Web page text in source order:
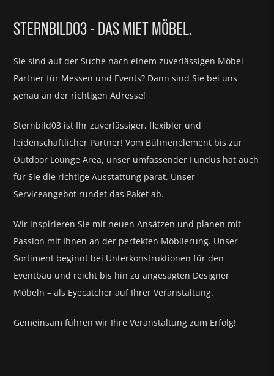
STERNBILD03 - DAS MIET MÖBEL.
Sie sind auf der Suche nach einem zuverlässigen Möbel-
Partner für Messen und Events? Dann sind Sie bei uns
genau an der richtigen Adresse!
Sternbild03 ist Ihr zuverlässiger, flexibler und
leidenschaftlicher Partner! Vom Bühnenelement bis zur
Outdoor Lounge Area, unser umfassender Fundus hat auch
für Sie die richtige Ausstattung parat. Unser
Serviceangebot rundet das Paket ab.
Wir inspirieren Sie mit neuen Ansätzen und planen mit
Passion mit Ihnen an der perfekten Möblierung. Unser
Sortiment beginnt bei Unterkonstruktionen für den
Eventbau und reicht bis hin zu angesagten Designer
Möbeln – als Eyecatcher auf Ihrer Veranstaltung.
Gemeinsam führen wir Ihre Veranstaltung zum Erfolg!